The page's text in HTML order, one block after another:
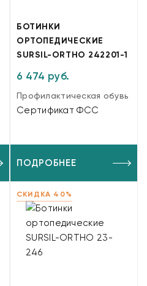
БОТИНКИ
ОРТОПЕДИЧЕСКИЕ
SURSIL-ORTHO 242201-1
6 474 руб.
Профилактическая обувь
Сертификат ФСС
ПОДРОБНЕЕ
СКИДКА 40%